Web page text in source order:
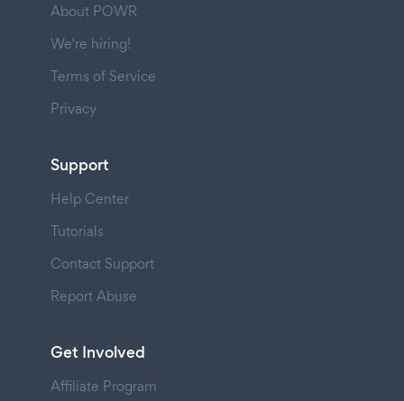
About POWR
We're hiring!
Terms of Service
Privacy
Support
Help Center
Tutorials
Contact Support
Report Abuse
Get Involved
Affiliate Program